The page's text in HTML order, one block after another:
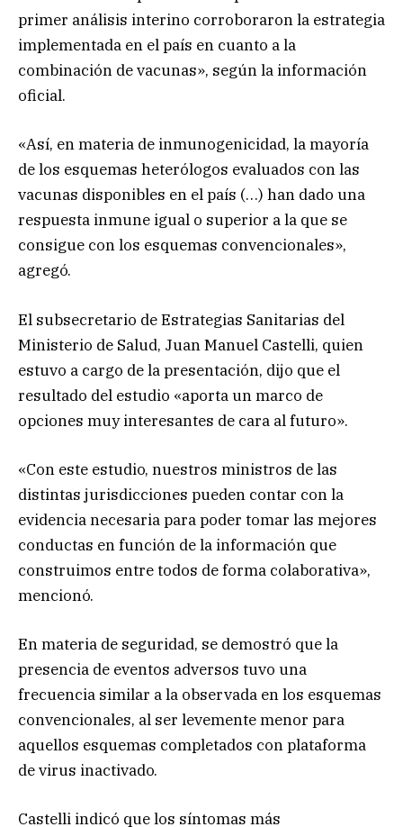
primer análisis interino corroboraron la estrategia
implementada en el país en cuanto a la
combinación de vacunas», según la información
oficial.
«Así, en materia de inmunogenicidad, la mayoría
de los esquemas heterólogos evaluados con las
vacunas disponibles en el país (…) han dado una
respuesta inmune igual o superior a la que se
consigue con los esquemas convencionales»,
agregó.
El subsecretario de Estrategias Sanitarias del
Ministerio de Salud, Juan Manuel Castelli, quien
estuvo a cargo de la presentación, dijo que el
resultado del estudio «aporta un marco de
opciones muy interesantes de cara al futuro».
«Con este estudio, nuestros ministros de las
distintas jurisdicciones pueden contar con la
evidencia necesaria para poder tomar las mejores
conductas en función de la información que
construimos entre todos de forma colaborativa»,
mencionó.
En materia de seguridad, se demostró que la
presencia de eventos adversos tuvo una
frecuencia similar a la observada en los esquemas
convencionales, al ser levemente menor para
aquellos esquemas completados con plataforma
de virus inactivado.
Castelli indicó que los síntomas más